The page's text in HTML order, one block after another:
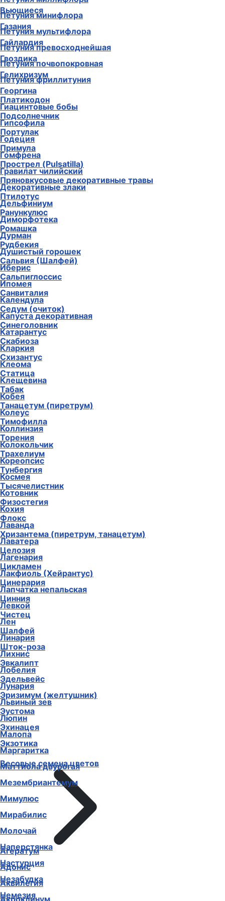
Петуния минифлора
Петуния мультифлора
Петуния превосходнейшая
Петуния почвопокровная
Петуния фриллитуния
Платикодон
Подсолнечник
Портулак
Примула
Прострел (Pulsatilla)
Пряновкусовые декоративные травы
Птилотус
Ранункулюс
Ромашка
Рудбекия
Сальвия (Шалфей)
Сальпиглоссис
Санвиталия
Седум (очиток)
Синеголовник
Скабиоза
Схизантус
Статица
Табак
Танацетум (пиретрум)
Тимофилла
Торения
Трахелиум
Тунбергия
Тысячелистник
Физостегия
Флокс
Хризантема (пиретрум, танацетум)
Целозия
Цикламен
Цинерария
Цинния
Чистец
Шалфей
Шток-роза
Эвкалипт
Эдельвейс
Эризимум (желтушник)
Эустома
Эхинацея
Экзотика
Весовые семена цветов
Агератум
Адонис
Аквилегия
Акроклинум
Вьющиеся
Газания
Гайлардия
Гвоздика
Гелихризум
Георгина
Гиацинтовые бобы
Гипсофила
Годеция
Гомфрена
Гравилат чилийский
Декоративные злаки
Дельфиниум
Диморфотека
Дурман
Душистый горошек
Иберис
Ипомея
Календула
Капуста декоративная
Катарантус
Кларкия
Клеома
Клещевина
Кобея
Колеус
Коллинзия
Колокольчик
Кореопсис
Космея
Котовник
Кохия
Лаванда
Лаватера
Лагенария
Лакфиоль (Хейрантус)
Лапчатка непальская
Левкой
Лен
Линария
Лихнис
Лобелия
Лунария
Львиный зев
Люпин
Малопа
Маргаритка
Маттиола двурогая
Мезембриантемум
Мимулюс
Мирабилис
Молочай
Наперстянка
Настурция
Незабудка
Немезия